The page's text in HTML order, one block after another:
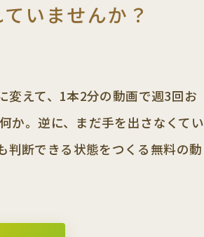
いませんか？
変えて、1本2分の動画で週3回お
か。逆に、まだ手を出さなくてい
断できる状態をつくる無料の動